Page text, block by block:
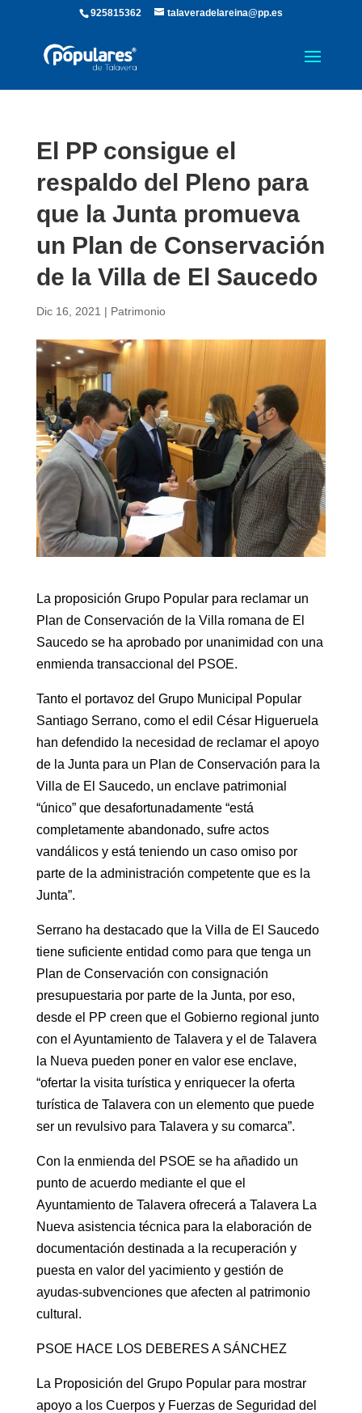
925815362 talaveradelareina@pp.es
El PP consigue el
respaldo del Pleno para
que la Junta promueva
un Plan de Conservación
de la Villa de El Saucedo
Dic 16, 2021 | Patrimonio
La proposición Grupo Popular para reclamar un
Plan de Conservación de la Villa romana de El
Saucedo se ha aprobado por unanimidad con una
enmienda transaccional del PSOE.
Tanto el portavoz del Grupo Municipal Popular
Santiago Serrano, como el edil César Higueruela
han defendido la necesidad de reclamar el apoyo
de la Junta para un Plan de Conservación para la
Villa de El Saucedo, un enclave patrimonial
“único” que desafortunadamente “está
completamente abandonado, sufre actos
vandálicos y está teniendo un caso omiso por
parte de la administración competente que es la
Junta”.
Serrano ha destacado que la Villa de El Saucedo
tiene suficiente entidad como para que tenga un
Plan de Conservación con consignación
presupuestaria por parte de la Junta, por eso,
desde el PP creen que el Gobierno regional junto
con el Ayuntamiento de Talavera y el de Talavera
la Nueva pueden poner en valor ese enclave,
“ofertar la visita turística y enriquecer la oferta
turística de Talavera con un elemento que puede
ser un revulsivo para Talavera y su comarca”.
Con la enmienda del PSOE se ha añadido un
punto de acuerdo mediante el que el
Ayuntamiento de Talavera ofrecerá a Talavera La
Nueva asistencia técnica para la elaboración de
documentación destinada a la recuperación y
puesta en valor del yacimiento y gestión de
ayudas-subvenciones que afecten al patrimonio
cultural.
PSOE HACE LOS DEBERES A SÁNCHEZ
La Proposición del Grupo Popular para mostrar
apoyo a los Cuerpos y Fuerzas de Seguridad del